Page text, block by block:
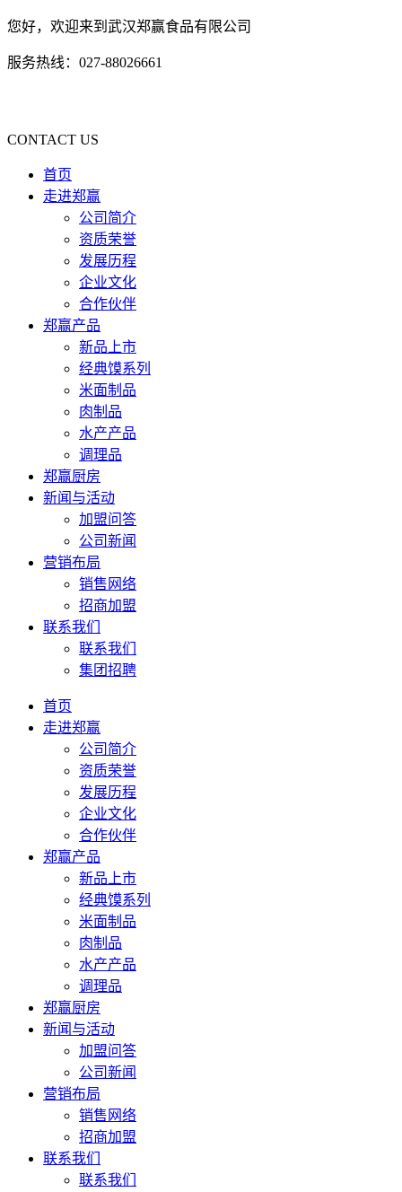
您好，欢迎来到武汉郑赢食品有限公司
服务热线：027-88026661
CONTACT US
首页
走进郑赢
公司简介
资质荣誉
发展历程
企业文化
合作伙伴
郑赢产品
新品上市
经典馍系列
米面制品
肉制品
水产产品
调理品
郑赢厨房
新闻与活动
加盟问答
公司新闻
营销布局
销售网络
招商加盟
联系我们
联系我们
集团招聘
首页
走进郑赢
公司简介
资质荣誉
发展历程
企业文化
合作伙伴
郑赢产品
新品上市
经典馍系列
米面制品
肉制品
水产产品
调理品
郑赢厨房
新闻与活动
加盟问答
公司新闻
营销布局
销售网络
招商加盟
联系我们
联系我们